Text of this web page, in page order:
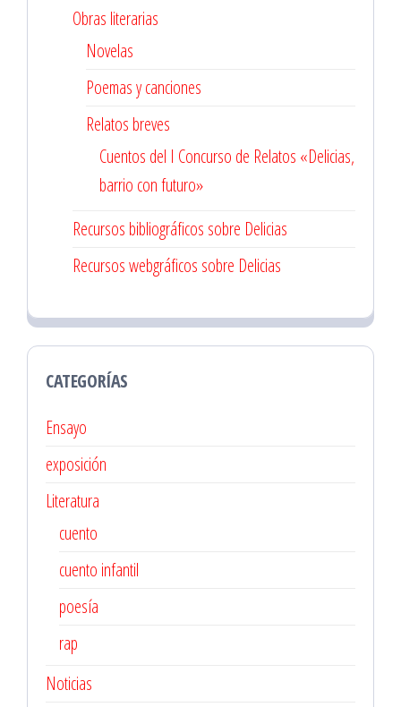
Obras literarias
Novelas
Poemas y canciones
Relatos breves
Cuentos del I Concurso de Relatos «Delicias,
barrio con futuro»
Recursos bibliográficos sobre Delicias
Recursos webgráficos sobre Delicias
CATEGORÍAS
Ensayo
exposición
Literatura
cuento
cuento infantil
poesía
rap
Noticias